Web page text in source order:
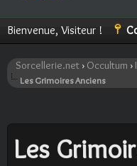
Bienvenue, Visiteur !
Sorcellerie.net › Occultum ›
Les Grimoires Anciens
Les